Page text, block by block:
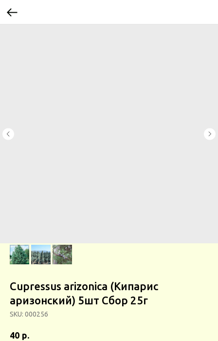
Cupressus arizonica (Кипарис
аризонский) 5шт Сбор 25г
SKU: 000256
40 р.